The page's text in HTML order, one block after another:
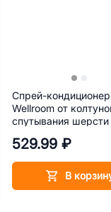
Спрей-кондиционер
Wellroom от
спутывания
529.99 ₽
В